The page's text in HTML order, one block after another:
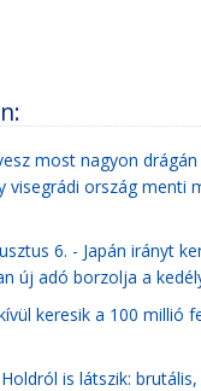
most nagyon
visegrádi ország menti
6. - Japán irányt
új adó borzolja a
keresik a 100 millió
is látszik: